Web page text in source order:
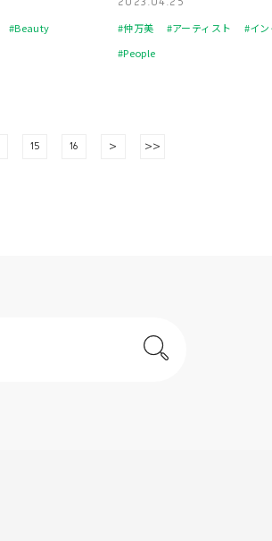
#Beauty #仲万美 #アーティスト #イ
#People
15 16 > >>